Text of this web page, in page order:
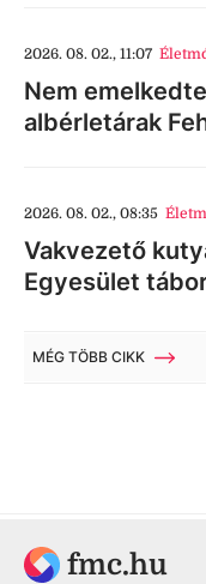
2026. 08. 02., 11:07
Nem
albérletárak
2026. 08. 02., 08:35
Vakvezető
Egyesület
MÉG TÖBB CIKK
fmc.hu